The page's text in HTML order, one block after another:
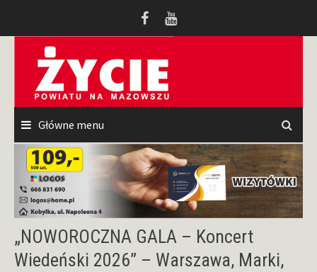
Główne menu
„NOWOROCZNA GALA – Koncert
Wiedeński 2026” – Warszawa, Marki,